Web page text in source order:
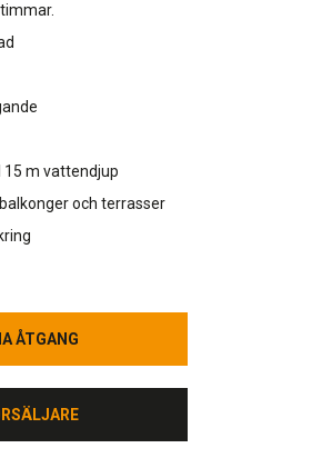
15 m vattendjup
och terrasser
ÅTGANG
ÅTGANG